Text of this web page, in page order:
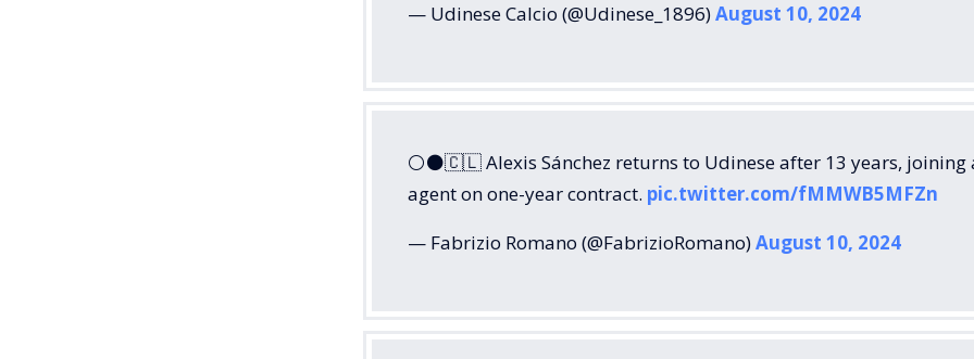
— Udinese Calcio (@Udinese_1896)August 10, 2024
⚪️⚫️🇨🇱 Alexis Sánchez returns to Udinese after 13 years, joining
agent on one-year contract. pic.twitter.com/fMMWB5MFZn
— Fabrizio Romano (@FabrizioRomano)August 10, 2024